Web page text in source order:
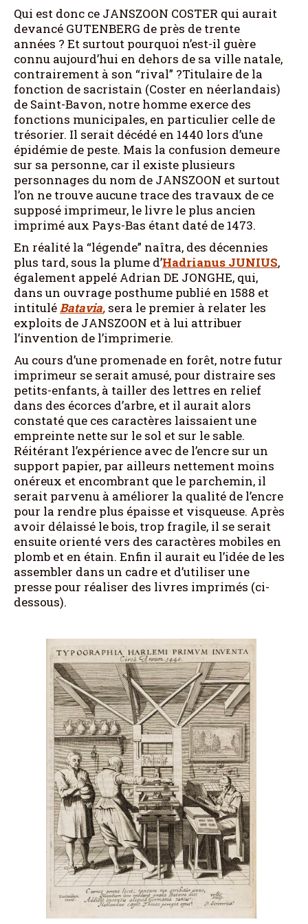
Qui est donc ce JANSZOON COSTER qui aurait
devancé GUTENBERG de près de trente
années ? Et surtout pourquoi n’est-il guère
connu aujourd’hui en dehors de sa ville natale,
contrairement à son “rival” ?Titulaire de la
fonction de sacristain (Coster en néerlandais)
de Saint-Bavon, notre homme exerce des
fonctions municipales, en particulier celle de
trésorier. Il serait décédé en 1440 lors d’une
épidémie de peste. Mais la confusion demeure
sur sa personne, car il existe plusieurs
personnages du nom de JANSZOON et surtout
l’on ne trouve aucune trace des travaux de ce
supposé imprimeur, le livre le plus ancien
imprimé aux Pays-Bas étant daté de 1473.
En réalité la “légende” naîtra, des décennies
plus tard, sous la plume d’Hadrianus JUNIUS,
également appelé Adrian DE JONGHE, qui,
dans un ouvrage posthume publié en 1588 et
intituléBatavia, sera le premier à relater les
exploits de JANSZOON et à lui attribuer
l’invention de l’imprimerie.
Au cours d’une promenade en forêt, notre futur
imprimeur se serait amusé, pour distraire ses
petits-enfants, à tailler des lettres en relief
dans des écorces d’arbre, et il aurait alors
constaté que ces caractères laissaient une
empreinte nette sur le sol et sur le sable.
Réitérant l’expérience avec de l’encre sur un
support papier, par ailleurs nettement moins
onéreux et encombrant que le parchemin, il
serait parvenu à améliorer la qualité de l’encre
pour la rendre plus épaisse et visqueuse. Après
avoir délaissé le bois, trop fragile, il se serait
ensuite orienté vers des caractères mobiles en
plomb et en étain. Enfin il aurait eu l’idée de les
assembler dans un cadre et d’utiliser une
presse pour réaliser des livres imprimés (ci-
dessous).